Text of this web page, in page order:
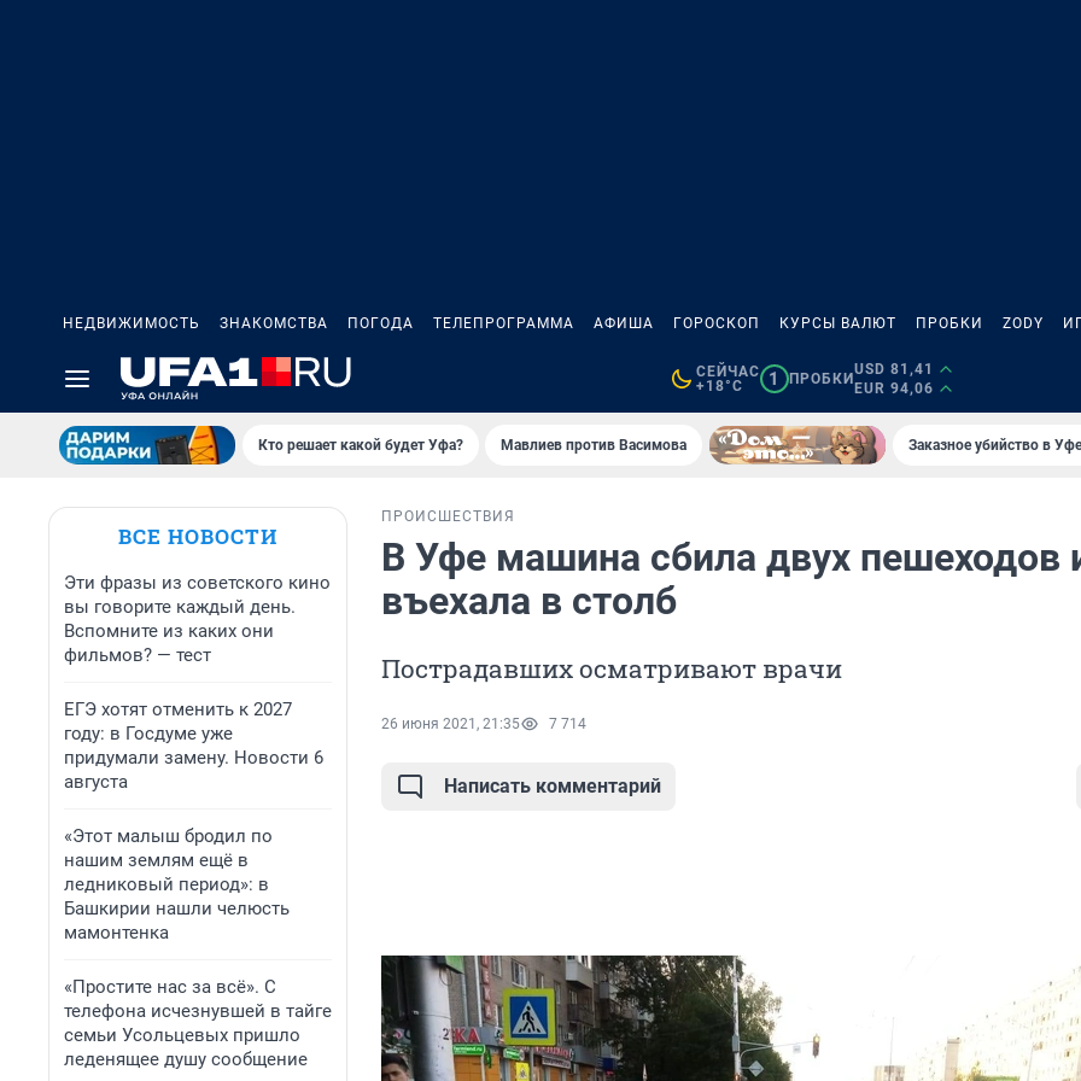
НЕДВИЖИМОСТЬ ЗНАКОМСТВА ПОГОДА ТЕЛЕПРОГРАММА АФИША ГОРОСКОП КУРСЫ ВАЛЮТ ПРОБКИ ZODY
СЕЙЧАС
+18°C
1 ПРОБКИ
USD 81,41
EUR 94,06
Кто решает какой будет Уфа? Мавлиев против Васимова Заказное убийство в
ВСЕ НОВОСТИ
Эти фразы из советского кино
вы говорите каждый день.
Вспомните из каких они
фильмов? — тест
ЕГЭ хотят отменить к 2027
году: в Госдуме уже
придумали замену. Новости 6
августа
«Этот малыш бродил по
нашим землям ещё в
ледниковый период»: в
Башкирии нашли челюсть
мамонтенка
«Простите нас за всё». С
телефона исчезнувшей в тайге
семьи Усольцевых пришло
леденящее душу сообщение
ПРОИСШЕСТВИЯ
В Уфе машина сбила двух пешеходов
въехала в столб
Пострадавших осматривают врачи
26 июня 2021, 21:35 7 714
Написать комментарий